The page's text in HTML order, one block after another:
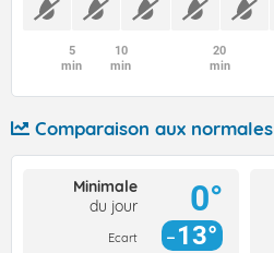
5
min
10
min
20
min
Comparaison aux normales
Minimale
du jour
Ecart
0°
13°